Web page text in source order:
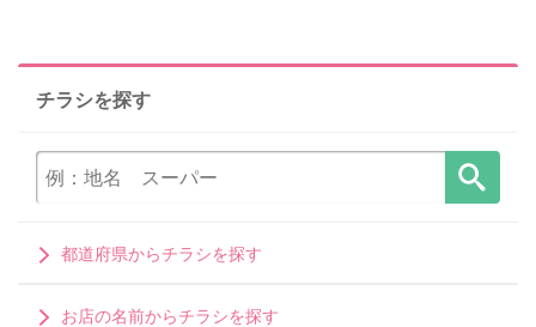
チラシを探す
都道府県からチラシを探す
お店の名前からチラシを探す